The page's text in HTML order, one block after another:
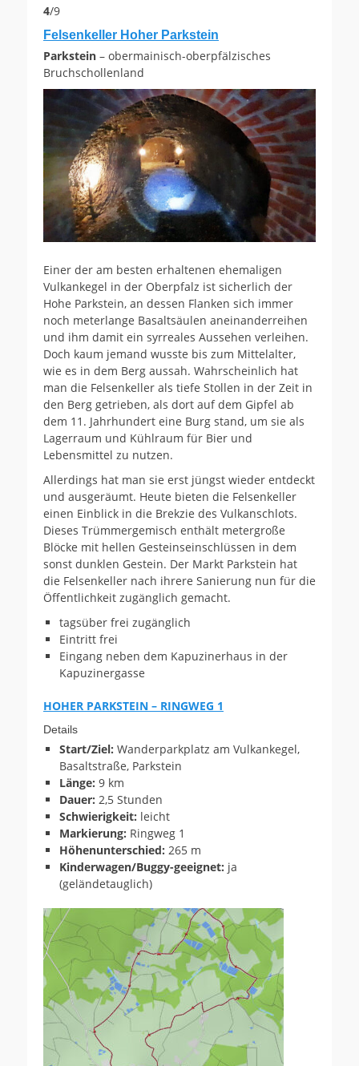
4/9
Felsenkeller Hoher Parkstein
Parkstein – obermainisch-oberpfälzisches
Bruchschollenland
Einer der am besten erhaltenen ehemaligen
Vulkankegel in der Oberpfalz ist sicherlich der
Hohe Parkstein, an dessen Flanken sich immer
noch meterlange Basaltsäulen aneinanderreihen
und ihm damit ein syrreales Aussehen verleihen.
Doch kaum jemand wusste bis zum Mittelalter,
wie es in dem Berg aussah. Wahrscheinlich hat
man die Felsenkeller als tiefe Stollen in der Zeit in
den Berg getrieben, als dort auf dem Gipfel ab
dem 11. Jahrhundert eine Burg stand, um sie als
Lagerraum und Kühlraum für Bier und
Lebensmittel zu nutzen.
Allerdings hat man sie erst jüngst wieder entdeckt
und ausgeräumt. Heute bieten die Felsenkeller
einen Einblick in die Brekzie des Vulkanschlots.
Dieses Trümmergemisch enthält metergroße
Blöcke mit hellen Gesteinseinschlüssen in dem
sonst dunklen Gestein. Der Markt Parkstein hat
die Felsenkeller nach ihrere Sanierung nun für die
Öffentlichkeit zugänglich gemacht.
tagsüber frei zugänglich
Eintritt frei
Eingang neben dem Kapuzinerhaus in der
Kapuzinergasse
HOHER PARKSTEIN – RINGWEG 1
Details
Start/Ziel: Wanderparkplatz am Vulkankegel,
Basaltstraße, Parkstein
Länge: 9 km
Dauer: 2,5 Stunden
Schwierigkeit: leicht
Markierung: Ringweg 1
Höhenunterschied: 265 m
Kinderwagen/Buggy-geeignet: ja
(geländetauglich)